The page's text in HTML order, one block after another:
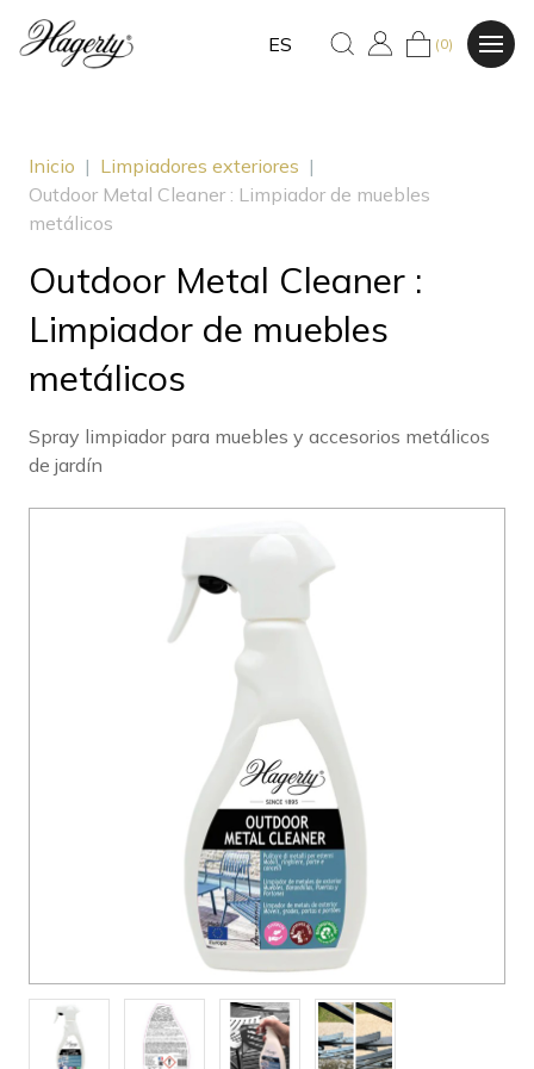
ES (0)
Inicio | Limpiadores exteriores |
Outdoor Metal Cleaner : Limpiador de muebles
metálicos
Outdoor Metal Cleaner :
Limpiador de muebles
metálicos
Spray limpiador para muebles y accesorios metálicos
de jardín